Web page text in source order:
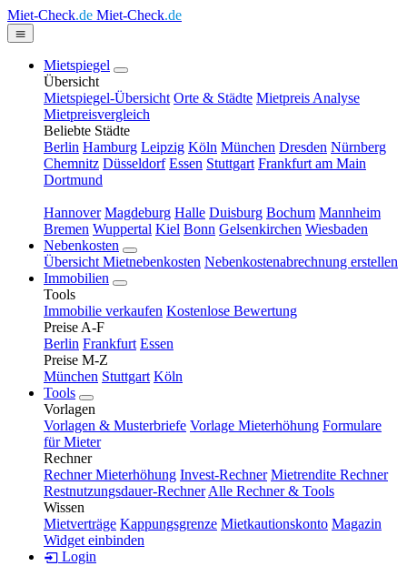
Miet-Check.de Miet-Check.de
Mietspiegel
Übersicht
Mietspiegel-Übersicht Orte & Städte Mietpreis Analyse
Mietpreisvergleich
Beliebte Städte
Berlin Hamburg Leipzig Köln München Dresden Nürnberg
Chemnitz Düsseldorf Essen Stuttgart Frankfurt am Main
Dortmund
Hannover Magdeburg Halle Duisburg Bochum Mannheim
Bremen Wuppertal Kiel Bonn Gelsenkirchen Wiesbaden
Nebenkosten
Übersicht Mietnebenkosten Nebenkostenabrechnung erstellen
Immobilien
Tools
Immobilie verkaufen Kostenlose Bewertung
Preise A-F
Berlin Frankfurt Essen
Preise M-Z
München Stuttgart Köln
Tools
Vorlagen
Vorlagen & Musterbriefe Vorlage Mieterhöhung Formulare
für Mieter
Rechner
Rechner Mieterhöhung Invest-Rechner Mietrendite Rechner
Restnutzungsdauer-Rechner Alle Rechner & Tools
Wissen
Mietverträge Kappungsgrenze Mietkautionskonto Magazin
Widget einbinden
Login